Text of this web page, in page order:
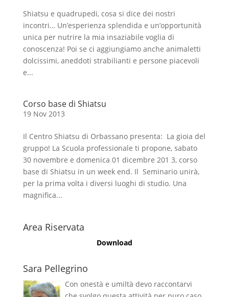
Shiatsu e quadrupedi, cosa si dice dei nostri
incontri… Un’esperienza splendida e un’opportunità
unica per nutrire la mia insaziabile voglia di
conoscenza! Poi se ci aggiungiamo anche animaletti
dolcissimi, aneddoti strabilianti e persone piacevoli
e...
Corso base di Shiatsu
19 Nov 2013
Il Centro Shiatsu di Orbassano presenta: La gioia del
gruppo! La Scuola professionale ti propone, sabato
30 novembre e domenica 01 dicembre 201 3, corso
base di Shiatsu in un week end. Il Seminario unirà,
per la prima volta i diversi luoghi di studio. Una
magnifica...
Area Riservata
Download
Sara Pellegrino
Con onestà e umiltà devo raccontarvi